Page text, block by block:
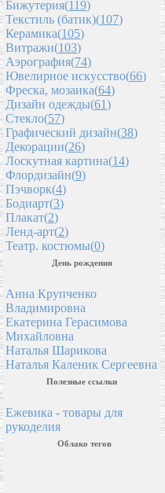
Бижутерия(119)
Текстиль (батик)(107)
Керамика(105)
Витражи(103)
Аэрография(74)
Ювелирное искусство(66)
Фреска, мозаика(64)
Дизайн одежды(61)
Стекло(57)
Графический дизайн(38)
Декорации(26)
Лоскутная картина(14)
Флордизайн(9)
Пэчворк(4)
Бодиарт(3)
Плакат(2)
Ленд-арт(2)
Театр. костюмы(0)
День рождения
Анна Крупченко
Владимировна
Екатерина Герасимова
Михайловна
Наталья Шарикова
Наталья Каленик Сергеевна
Полезные ссылки
Ежевика - товары для
рукоделия
Облако тегов